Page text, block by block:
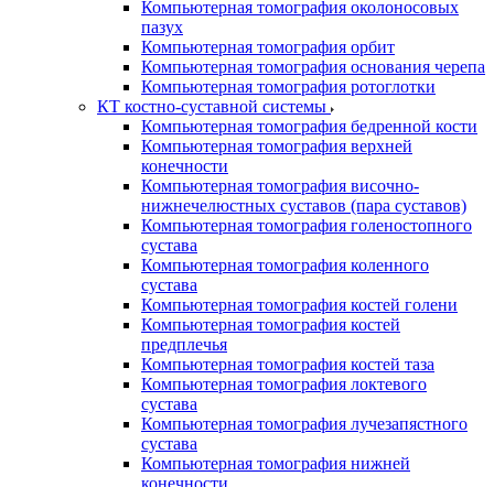
Компьютерная томография околоносовых
пазух
Компьютерная томография орбит
Компьютерная томография основания черепа
Компьютерная томография ротоглотки
КТ костно-суставной системы
Компьютерная томография бедренной кости
Компьютерная томография верхней
конечности
Компьютерная томография височно-
нижнечелюстных суставов (пара суставов)
Компьютерная томография голеностопного
сустава
Компьютерная томография коленного
сустава
Компьютерная томография костей голени
Компьютерная томография костей
предплечья
Компьютерная томография костей таза
Компьютерная томография локтевого
сустава
Компьютерная томография лучезапястного
сустава
Компьютерная томография нижней
конечности